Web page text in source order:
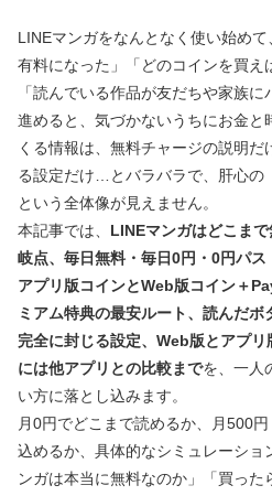
LINEマンガをなんとなく使い始め
有料になった」「どのコインを買え
「読んでいる作品が友だちや家族
進めると、気づかないうちにお金と
くる情報は、無料チャージの説明
る設定だけ…とバラバラで、肝心の
という全体像が見えません。
本記事では、 LINEマンガはどこま
岐点、毎日無料・毎日0円・0円パス
アプリ版コインとWeb版コイン＋
ミアム特典の最安ルート、読んだ
完全に封じる設定、Web版とアプ
には他アプリとの比較までを、一人
い方に落とし込みます。
月0円でどこまで読めるか、月500
込めるか、具体的なシミュレーショ
ンガは本当に無料なのか」「買っ